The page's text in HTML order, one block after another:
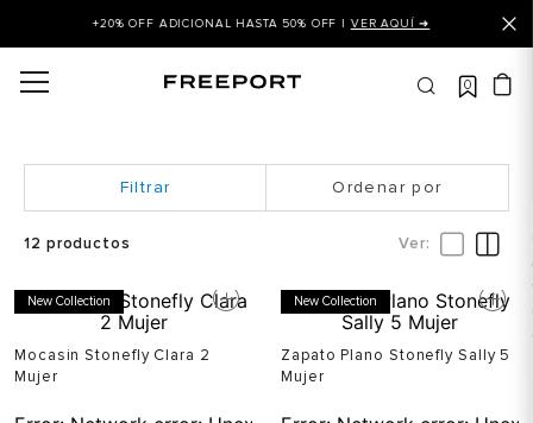
+20% OFF ADICIONAL HASTA 50% OFF | VER AQUÍ ➜
0
Ordenar por
12 productos
New Collection
Mocasin Stonefly Clara 2
Mujer
New Collection
Zapato Plano Stonefly Sally 5
Mujer
klein